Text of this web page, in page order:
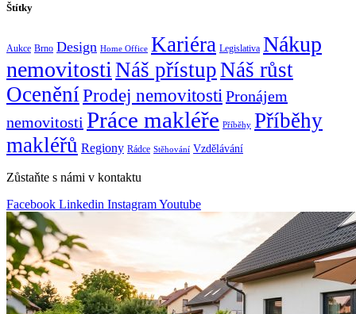
Štítky
Aukce Brno Design Home Office Kariéra Legislativa Nákup
nemovitosti Náš přístupNáš růst
OceněníProdej nemovitosti Pronájem
nemovitosti Práce makléře Příběhy Příběhy
makléřů Regiony Rádce Stěhování Vzdělávání
Zůstaňte s námi v kontaktu
Facebook Linkedin InstagramYoutube